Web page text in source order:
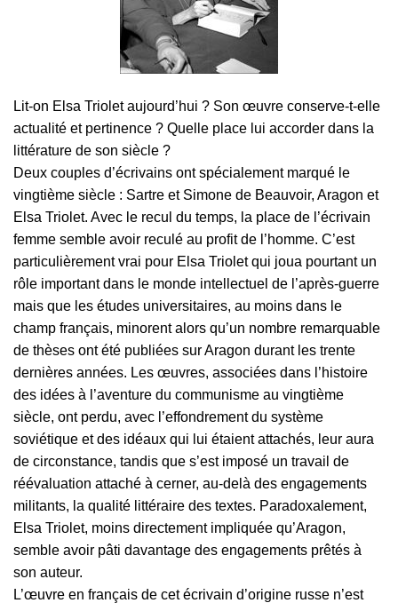
Lit-on Elsa Triolet aujourd’hui ? Son œuvre conserve-t-elle
actualité et pertinence ? Quelle place lui accorder dans la
littérature de son siècle ?
Deux couples d’écrivains ont spécialement marqué le
vingtième siècle : Sartre et Simone de Beauvoir, Aragon et
Elsa Triolet. Avec le recul du temps, la place de l’écrivain
femme semble avoir reculé au profit de l’homme. C’est
particulièrement vrai pour Elsa Triolet qui joua pourtant un
rôle important dans le monde intellectuel de l’après-guerre
mais que les études universitaires, au moins dans le
champ français, minorent alors qu’un nombre remarquable
de thèses ont été publiées sur Aragon durant les trente
dernières années. Les œuvres, associées dans l’histoire
des idées à l’aventure du communisme au vingtième
siècle, ont perdu, avec l’effondrement du système
soviétique et des idéaux qui lui étaient attachés, leur aura
de circonstance, tandis que s’est imposé un travail de
réévaluation attaché à cerner, au-delà des engagements
militants, la qualité littéraire des textes. Paradoxalement,
Elsa Triolet, moins directement impliquée qu’Aragon,
semble avoir pâti davantage des engagements prêtés à
son auteur.
L’œuvre en français de cet écrivain d’origine russe n’est